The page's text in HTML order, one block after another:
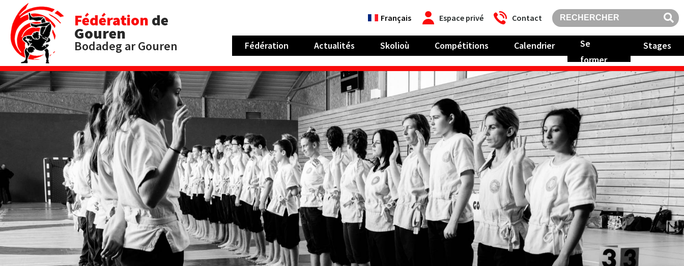
Fédération de
Gouren
Bodadeg ar Gouren
Français Espace privé Contact
Fédération Actualités Skolioù Compétitions Calendrier
Se
former
Stages